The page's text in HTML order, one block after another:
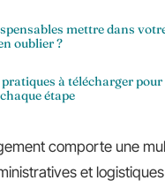
mettre dans
oublier ?
à télécharger pour
étape
comporte une
et